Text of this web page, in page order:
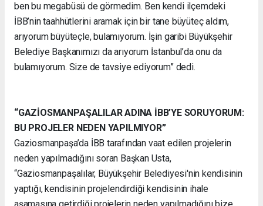
ben bu megabüsü de görmedim. Ben kendi ilçemdeki
İBB’nin taahhütlerini aramak için bir tane büyüteç aldım,
arıyorum büyüteçle, bulamıyorum. İşin garibi Büyükşehir
Belediye Başkanımızı da arıyorum İstanbul’da onu da
bulamıyorum. Size de tavsiye ediyorum” dedi.
“GAZİOSMANPAŞALILAR ADINA İBB’YE SORUYORUM:
BU PROJELER NEDEN YAPILMIYOR”
Gaziosmanpaşa’da İBB tarafından vaat edilen projelerin
neden yapılmadığını soran Başkan Usta,
“Gaziosmanpaşalılar, Büyükşehir Belediyesi'nin kendisinin
yaptığı, kendisinin projelendirdiği kendisinin ihale